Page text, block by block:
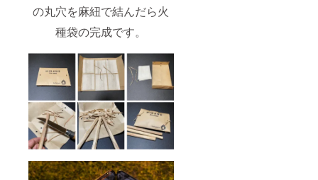
の丸穴を麻紐で結んだら火
種袋の完成です。